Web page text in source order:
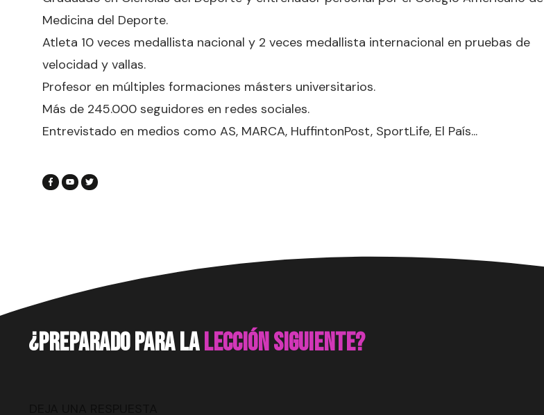
Medicina del Deporte.
Atleta 10 veces medallista nacional y 2 veces medallista internacional en pruebas de
velocidad y vallas.
Profesor en múltiples formaciones másters universitarios.
Más de 245.000 seguidores en redes sociales.
Entrevistado en medios como AS, MARCA, HuffintonPost, SportLife, El País...
¿preparado para lalección siguiente?